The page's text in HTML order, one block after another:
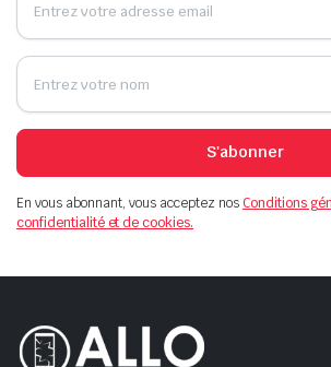
S'abonner
En vous abonnant, vous acceptez nosConditions
confidentialité et de cookies.